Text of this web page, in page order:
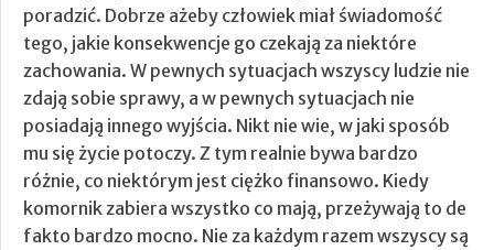
poradzić. Dobrze ażeby człowiek miał świadomość
tego, jakie konsekwencje go czekają za niektóre
zachowania. W pewnych sytuacjach wszyscy ludzie nie
zdają sobie sprawy, a w pewnych sytuacjach nie
posiadają innego wyjścia. Nikt nie wie, w jaki sposób
mu się życie potoczy. Z tym realnie bywa bardzo
różnie, co niektórym jest ciężko finansowo. Kiedy
komornik zabiera wszystko co mają, przeżywają to de
fakto bardzo mocno. Nie za każdym razem wszyscy są